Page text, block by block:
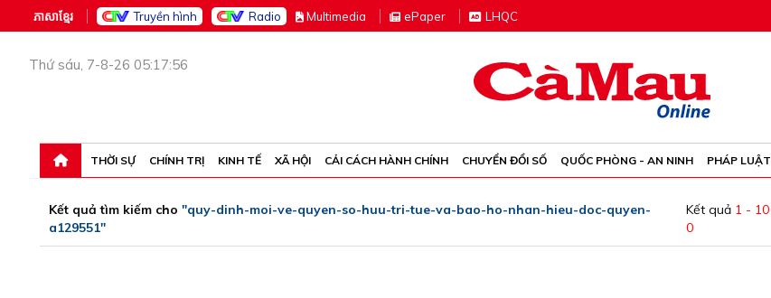
ភាសាខ្មែរ Truyền hình Radio Multimedia ePaper LHQC
Thứ sáu, 7-8-26 05:17:56
THỜI SỰ CHÍNH TRỊ KINH TẾ XÃ HỘI CẢI CÁCH HÀNH CHÍNH CHUYỂN ĐỔI SỐ QUỐC PHÒNG - AN NINH PHÁP LUẬT
Kết quả tìm kiếm cho "quy-dinh-moi-ve-quyen-so-huu-tri-tue-va-bao-ho-nhan-hieu-doc-quyen-
a129551"
Kết quả 1 - 10
0